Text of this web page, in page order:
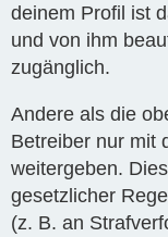
deinem Profil ist
und von ihm
zugänglich.
Andere als die
Betreiber nur mit
weitergeben.
gesetzlicher
(z. B. an